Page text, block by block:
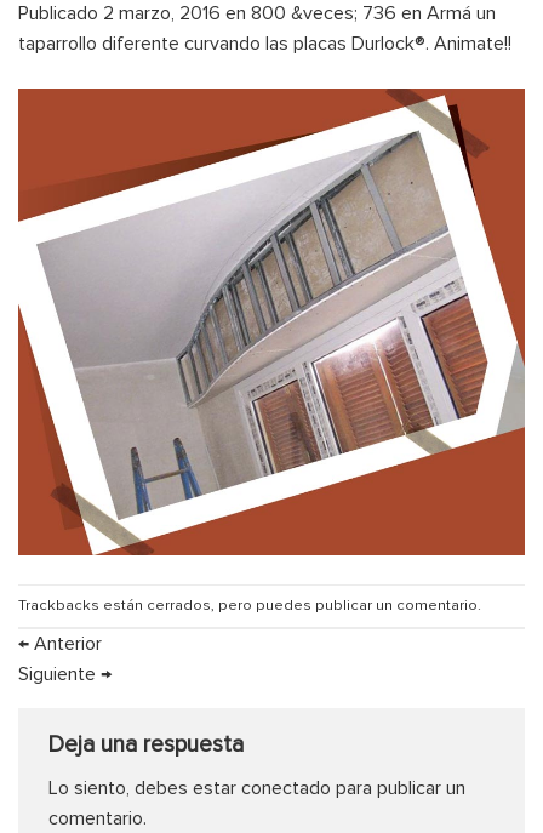
Publicado 2 marzo, 2016 en 800 &veces; 736 en Armá un
taparrollo diferente curvando las placas Durlock®. Animate!!
Trackbacks están cerrados, pero puedes publicar un comentario.
← Anterior
Siguiente →
Deja una respuesta
Lo siento, debes estar conectado para publicar un
comentario.